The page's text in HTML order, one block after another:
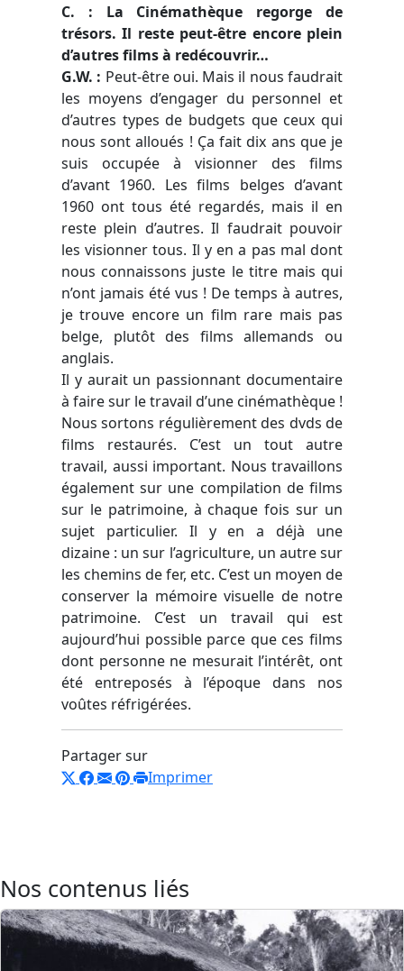
C. : La Cinémathèque regorge de
trésors. Il reste peut-être encore plein
d’autres films à redécouvrir…
G.W. : Peut-être oui. Mais il nous faudrait
les moyens d’engager du personnel et
d’autres types de budgets que ceux qui
nous sont alloués ! Ça fait dix ans que je
suis occupée à visionner des films
d’avant 1960. Les films belges d’avant
1960 ont tous été regardés, mais il en
reste plein d’autres. Il faudrait pouvoir
les visionner tous. Il y en a pas mal dont
nous connaissons juste le titre mais qui
n’ont jamais été vus ! De temps à autres,
je trouve encore un film rare mais pas
belge, plutôt des films allemands ou
anglais.
Il y aurait un passionnant documentaire
à faire sur le travail d’une cinémathèque !
Nous sortons régulièrement des dvds de
films restaurés. C’est un tout autre
travail, aussi important. Nous travaillons
également sur une compilation de films
sur le patrimoine, à chaque fois sur un
sujet particulier. Il y en a déjà une
dizaine : un sur l’agriculture, un autre sur
les chemins de fer, etc. C’est un moyen de
conserver la mémoire visuelle de notre
patrimoine. C’est un travail qui est
aujourd’hui possible parce que ces films
dont personne ne mesurait l’intérêt, ont
été entreposés à l’époque dans nos
voûtes réfrigérées.
Partager sur
Imprimer
Nos contenus liés